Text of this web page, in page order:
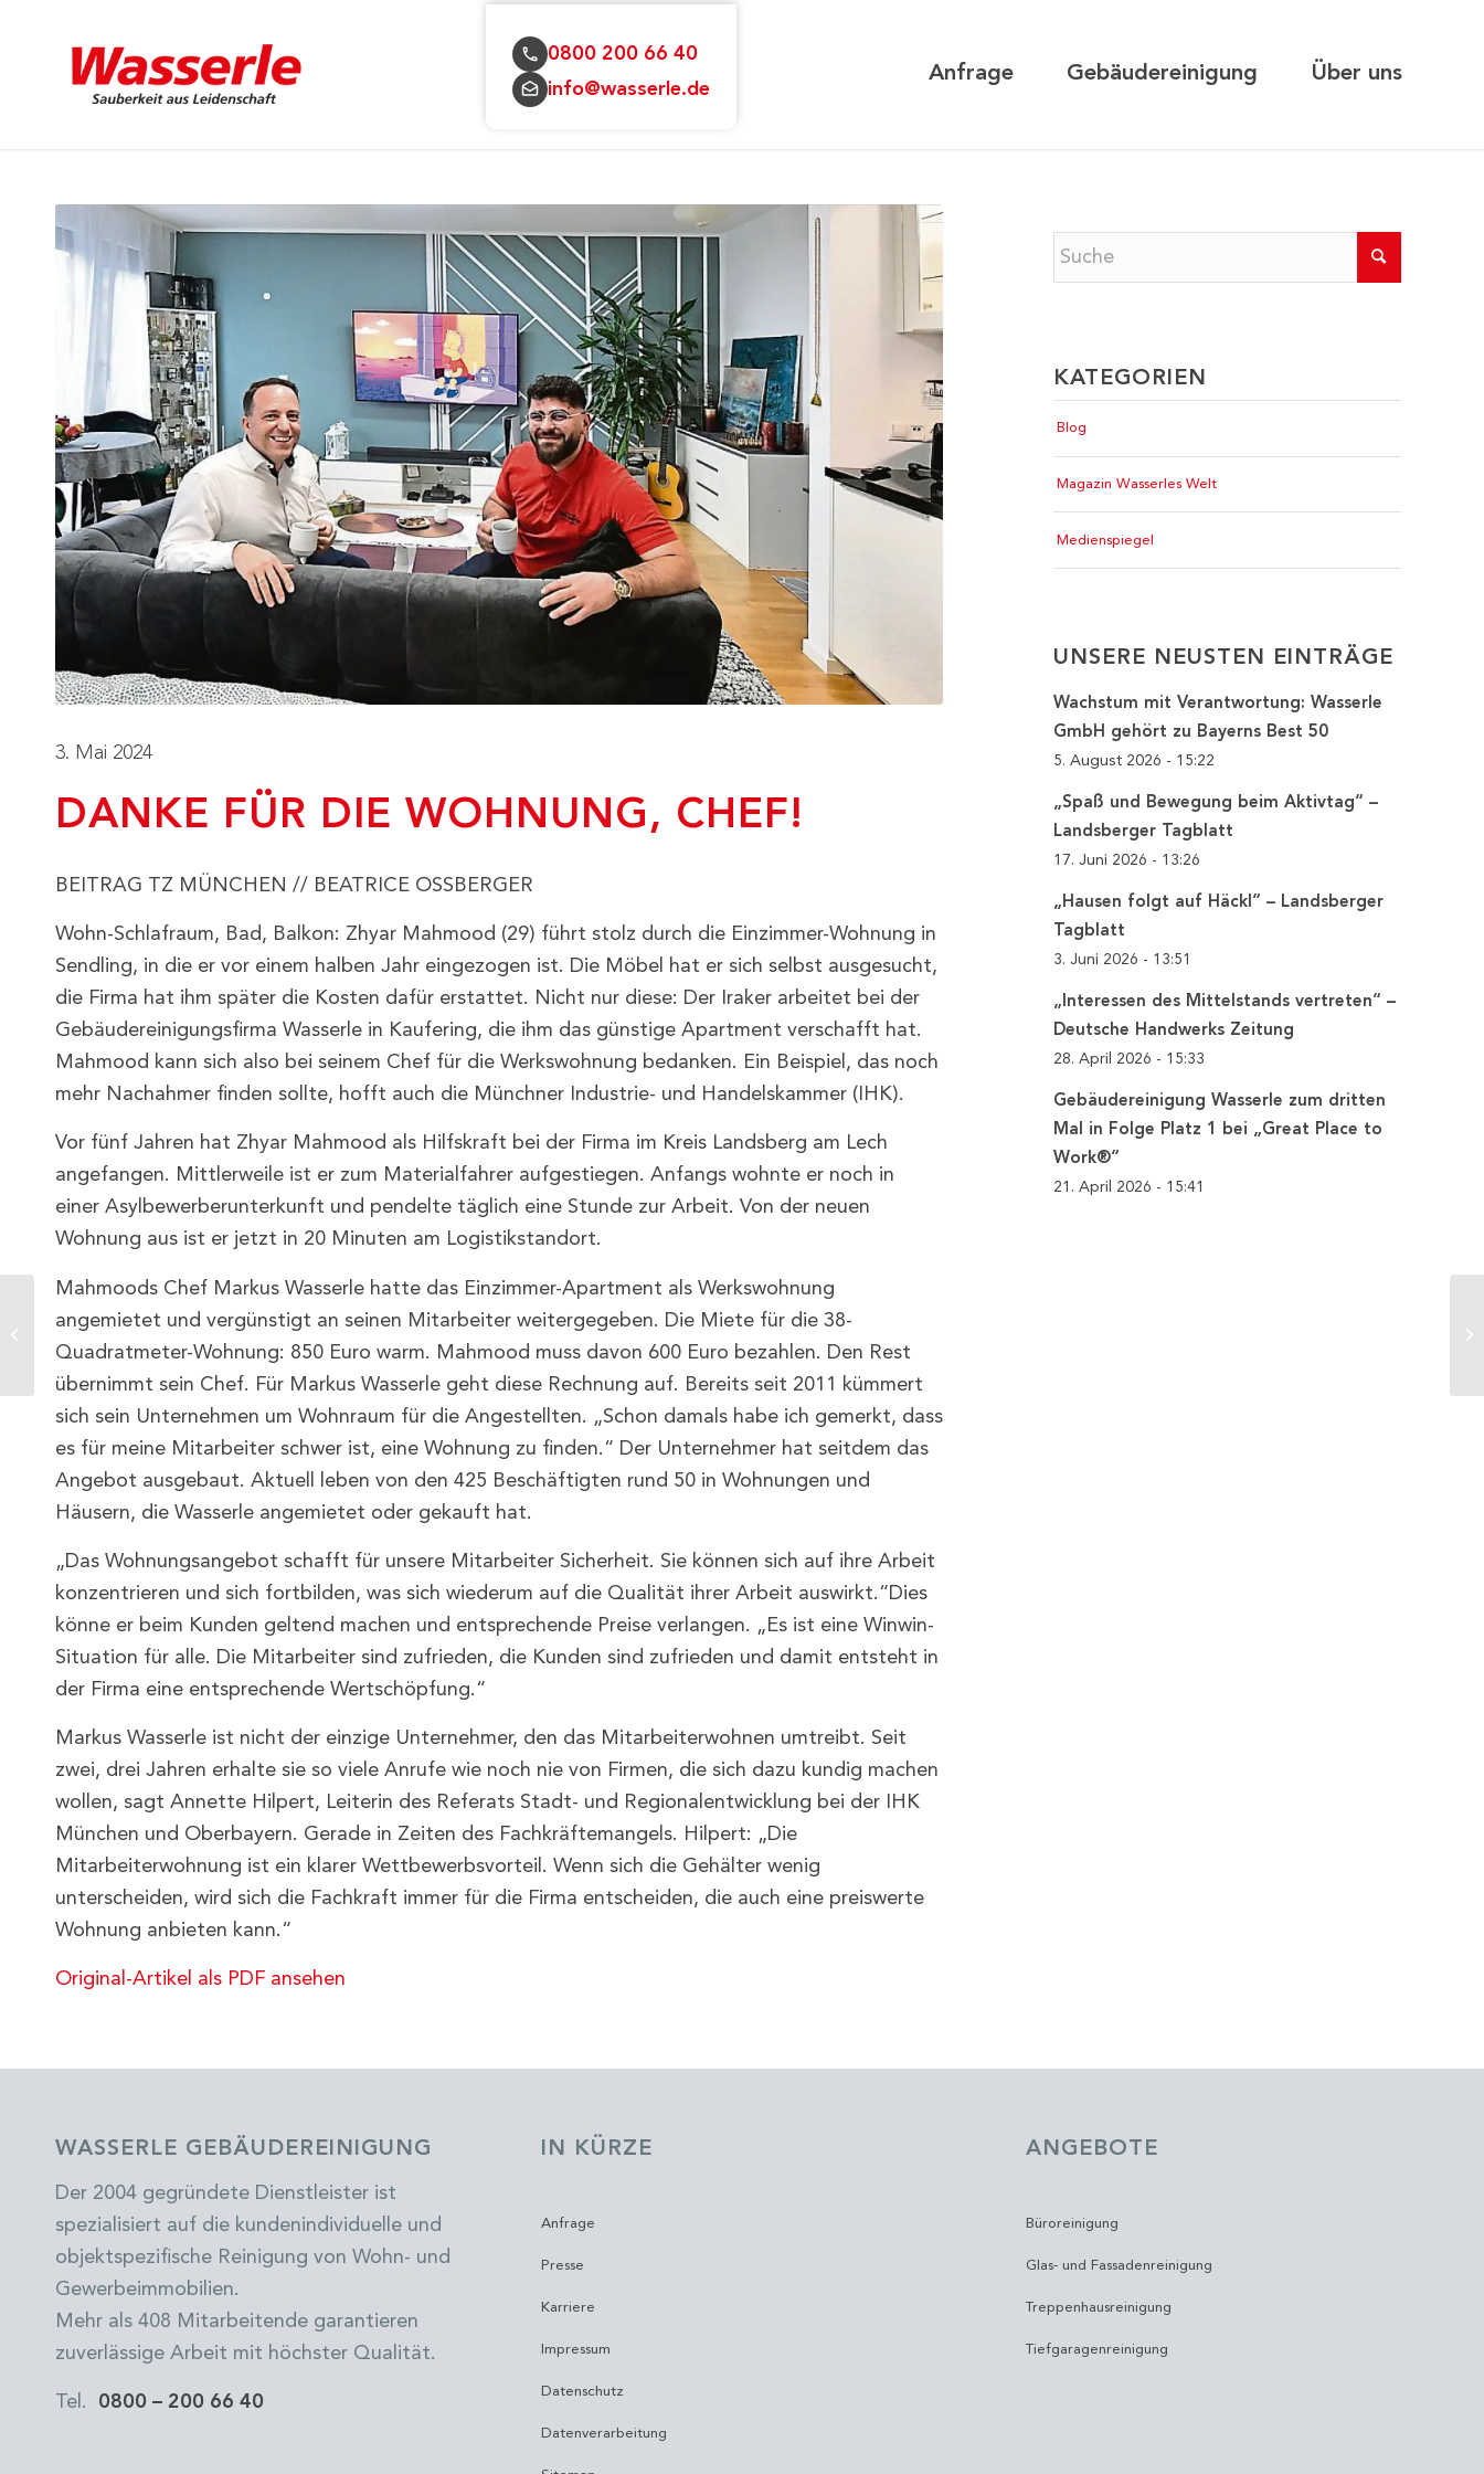
Anfrage Gebäudereinigung Über uns
0800 200 66 40
info@wasserle.de
3. Mai 2024
DANKE FÜR DIE WOHNUNG, CHEF!
BEITRAG TZ MÜNCHEN // BEATRICE OSSBERGER
Wohn-Schlafraum, Bad, Balkon: Zhyar Mahmood (29) führt stolz durch die Einzimmer-Wohnung in
Sendling, in die er vor einem halben Jahr eingezogen ist. Die Möbel hat er sich selbst ausgesucht,
die Firma hat ihm später die Kosten dafür erstattet. Nicht nur diese: Der Iraker arbeitet bei der
Gebäudereinigungsfirma Wasserle in Kaufering, die ihm das günstige Apartment verschafft hat.
Mahmood kann sich also bei seinem Chef für die Werkswohnung bedanken. Ein Beispiel, das noch
mehr Nachahmer finden sollte, hofft auch die Münchner Industrie- und Handelskammer (IHK).
Vor fünf Jahren hat Zhyar Mahmood als Hilfskraft bei der Firma im Kreis Landsberg am Lech
angefangen. Mittlerweile ist er zum Materialfahrer aufgestiegen. Anfangs wohnte er noch in
einer Asylbewerberunterkunft und pendelte täglich eine Stunde zur Arbeit. Von der neuen
Wohnung aus ist er jetzt in 20 Minuten am Logistikstandort.
Mahmoods Chef Markus Wasserle hatte das Einzimmer-Apartment als Werkswohnung
angemietet und vergünstigt an seinen Mitarbeiter weitergegeben. Die Miete für die 38-
Quadratmeter-Wohnung: 850 Euro warm. Mahmood muss davon 600 Euro bezahlen. Den Rest
übernimmt sein Chef. Für Markus Wasserle geht diese Rechnung auf. Bereits seit 2011 kümmert
sich sein Unternehmen um Wohnraum für die Angestellten. „Schon damals habe ich gemerkt, dass
es für meine Mitarbeiter schwer ist, eine Wohnung zu finden.“ Der Unternehmer hat seitdem das
Angebot ausgebaut. Aktuell leben von den 425 Beschäftigten rund 50 in Wohnungen und
Häusern, die Wasserle angemietet oder gekauft hat.
„Das Wohnungsangebot schafft für unsere Mitarbeiter Sicherheit. Sie können sich auf ihre Arbeit
konzentrieren und sich fortbilden, was sich wiederum auf die Qualität ihrer Arbeit auswirkt.“Dies
könne er beim Kunden geltend machen und entsprechende Preise verlangen. „Es ist eine Winwin-
Situation für alle. Die Mitarbeiter sind zufrieden, die Kunden sind zufrieden und damit entsteht in
der Firma eine entsprechende Wertschöpfung.“
Markus Wasserle ist nicht der einzige Unternehmer, den das Mitarbeiterwohnen umtreibt. Seit
zwei, drei Jahren erhalte sie so viele Anrufe wie noch nie von Firmen, die sich dazu kundig machen
wollen, sagt Annette Hilpert, Leiterin des Referats Stadt- und Regionalentwicklung bei der IHK
München und Oberbayern. Gerade in Zeiten des Fachkräftemangels. Hilpert: „Die
Mitarbeiterwohnung ist ein klarer Wettbewerbsvorteil. Wenn sich die Gehälter wenig
unterscheiden, wird sich die Fachkraft immer für die Firma entscheiden, die auch eine preiswerte
Wohnung anbieten kann.“
Original-Artikel als PDF ansehen
KATEGORIEN
Blog
Magazin Wasserles Welt
Medienspiegel
UNSERE NEUSTEN EINTRÄGE
Wachstum mit Verantwortung: Wasserle
GmbH gehört zu Bayerns Best 50
5. August 2026 - 15:22
„Spaß und Bewegung beim Aktivtag“ –
Landsberger Tagblatt
17. Juni 2026 - 13:26
„Hausen folgt auf Häckl“ – Landsberger
Tagblatt
3. Juni 2026 - 13:51
„Interessen des Mittelstands vertreten“ –
Deutsche Handwerks Zeitung
28. April 2026 - 15:33
Gebäudereinigung Wasserle zum dritten
Mal in Folge Platz 1 bei „Great Place to
Work®“
21. April 2026 - 15:41
WASSERLE GEBÄUDEREINIGUNG
Der 2004 gegründete Dienstleister ist
spezialisiert auf die kundenindividuelle und
objektspezifische Reinigung von Wohn- und
Gewerbeimmobilien.
Mehr als 408 Mitarbeitende garantieren
zuverlässige Arbeit mit höchster Qualität.
Tel. 0800 – 200 66 40
IN KÜRZE
Anfrage
Presse
Karriere
Impressum
Datenschutz
Datenverarbeitung
ANGEBOTE
Büroreinigung
Glas- und Fassadenreinigung
Treppenhausreinigung
Tiefgaragenreinigung
Auszeichnung: Great
Place to Work 2024